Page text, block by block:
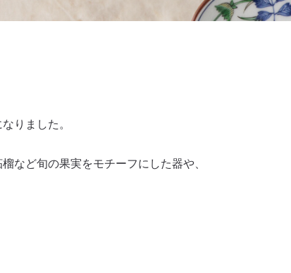
りました。
など旬の果実をモチーフにした器や、